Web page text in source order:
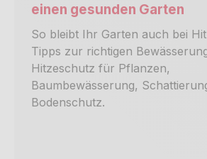
einen gesunden Garten
So bleibt Ihr Garten auch bei
Tipps zur richtigen
Hitzeschutz für Pflanzen,
Baumbewässerung,
Bodenschutz.